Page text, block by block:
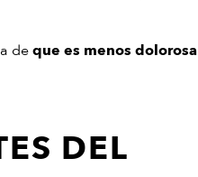
deque es menos dolorosa
DEL